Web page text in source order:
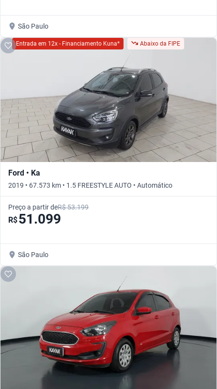
São Paulo
Entrada em 12x - Financiamento Kuna* Abaixo da FIPE
Ford • Ka
2019 • 67.573 km • 1.5 FREESTYLE AUTO • Automático
Preço a partir deR$ 53.199
R$51.099
São Paulo